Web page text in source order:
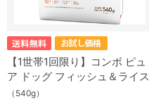
【1世帯1回限り】コンボ ピュ
ア ドッグ フィッシュ＆ライス
（540g）